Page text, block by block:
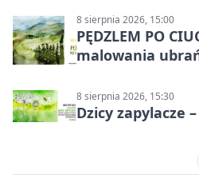
8 sierpnia 2026, 15:00
PĘDZLEM PO
malowania
8 sierpnia 2026, 15:30
Dzicy zapylacze